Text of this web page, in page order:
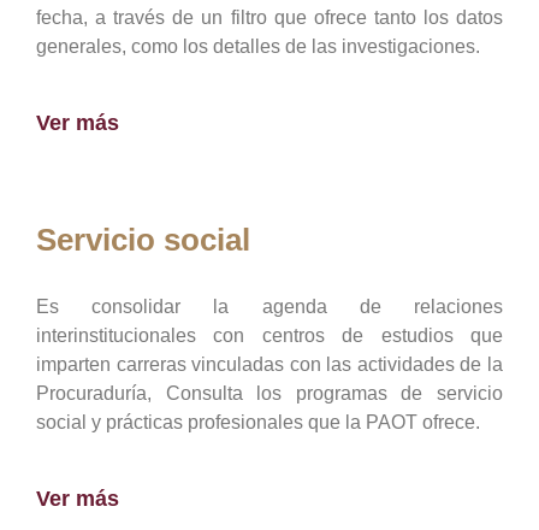
fecha, a través de un filtro que ofrece tanto los datos
generales, como los detalles de las investigaciones.
Ver más
Servicio social
Es consolidar la agenda de relaciones
interinstitucionales con centros de estudios que
imparten carreras vinculadas con las actividades de la
Procuraduría, Consulta los programas de servicio
social y prácticas profesionales que la PAOT ofrece.
Ver más